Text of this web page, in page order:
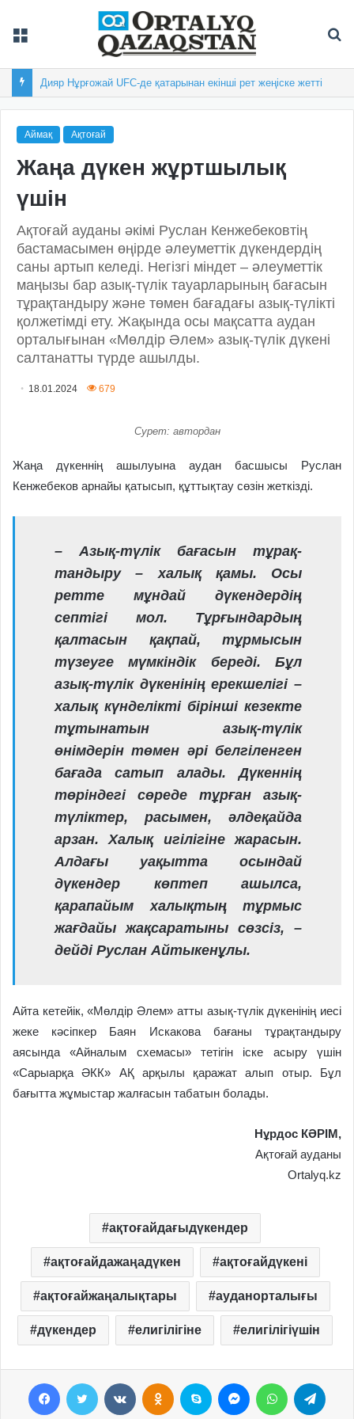
Дияр Нұрғожай UFC-де қатарынан екінші рет жеңіске жетті
Аймақ Ақтоғай
Жаңа дүкен жұртшылық
үшін
Ақтоғай ауданы әкімі Руслан Кенжебековтің
бастамасымен өңірде әлеу­меттік дүкендердің
саны артып келеді. Негізгі міндет – әлеуметтік
маңызы бар азық-түлік тауарларының бағасын
тұрақтандыру және төмен бағадағы азық-түлікті
қолжетімді ету. Жақында осы мақсатта аудан
орталығынан «Мөлдір Әлем» азық-түлік дүкені
салтанатты түрде ашылды.
18.01.2024 679
Сурет: автордан
Жаңа дүкеннің ашылуына аудан басшысы Руслан
Кенжебеков арнайы қатысып, құттықтау сөзін жеткізді.
– Азық-түлік бағасын тұрақ­
тандыру – халық қамы. Осы
ретте мұндай дүкендердің
септігі мол. Тұрғындардың
қалтасын қақпай, тұрмысын
түзеуге мүмкіндік береді. Бұл
азық-түлік дүкенінің ерекшелігі –
халық күнделікті бірінші кезекте
тұтынатын азық-түлік
өнімдерін төмен әрі белгіленген
бағада сатып алады. Дүкеннің
төріндегі сөреде тұрған азық-
түліктер, расымен, әлдеқайда
арзан. Халық игілігіне жарасын.
Алдағы уақытта осындай
дүкендер көптеп ашылса,
қарапайым халықтың тұрмыс
жағдайы жақсаратыны сөзсіз, –
дейді Руслан Айтыкенұлы.
Айта кетейік, «Мөлдір Әлем» атты азық-түлік дүкенінің иесі
жеке кәсіпкер Баян Искакова ба­ғаны тұрақтандыру
аясында «Ай­­налым схемасы» тетігін іске асыру үшін
«Сарыарқа ӘКК» АҚ арқылы қаражат алып отыр. Бұл
бағытта жұмыс­тар жалғасын табатын болады.
Нұрдос КӘРІМ,
Ақтоғай ауданы
Ortalyq.kz
ақтоғайдағыдүкендер
ақтоғайдажаңадүкен ақтоғайдүкені
ақтоғайжаңалықтары ауданорталығы
дүкендер елигілігіне елигілігіүшін